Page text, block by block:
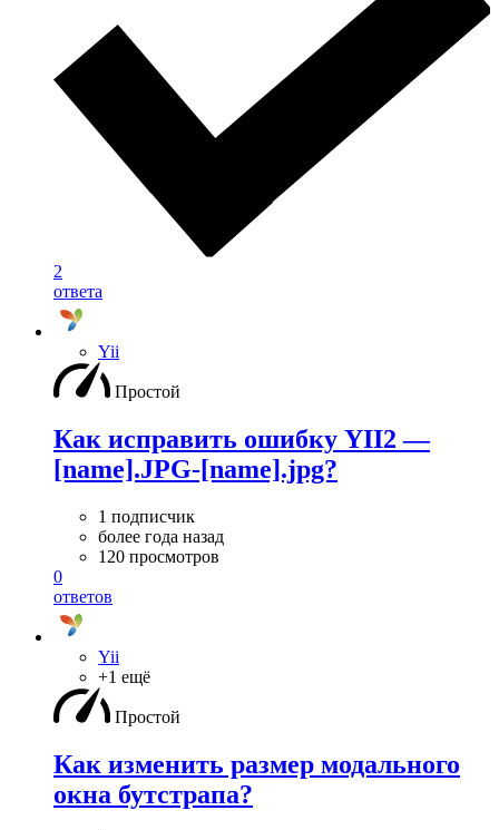
2
ответа
Yii
Простой
Как исправить ошибку YII2 —
[name].JPG-[name].jpg?
1 подписчик
более года назад
120 просмотров
0
ответов
Yii
+1 ещё
Простой
Как изменить размер модального
окна бутстрапа?